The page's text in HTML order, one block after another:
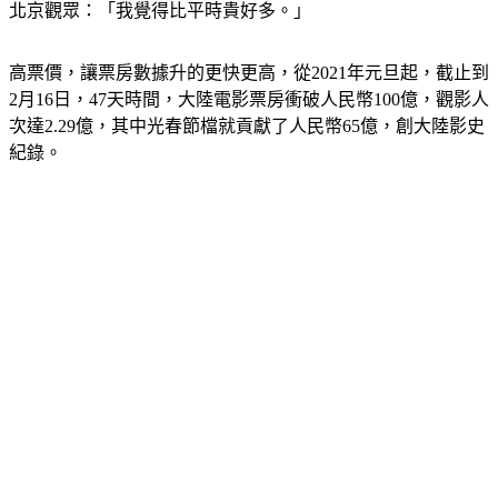
北京觀眾：「我覺得比平時貴好多。」
高票價，讓票房數據升的更快更高，從2021年元旦起，截止到
2月16日，47天時間，大陸電影票房衝破人民幣100億，觀影人
次達2.29億，其中光春節檔就貢獻了人民幣65億，創大陸影史
紀錄。